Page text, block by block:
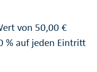
von 50,00 €
% auf jeden Eintritt